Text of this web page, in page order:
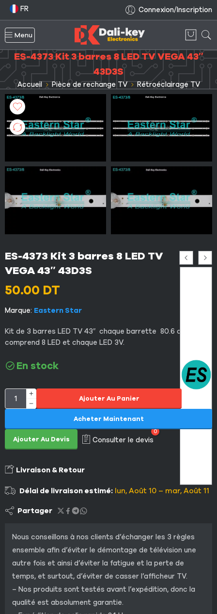
FR Connexion/Inscription
Menu
ES-4373 Kit 3 barres 8 LED TV VEGA 43″
43D3S
Accueil Pièce de rechange TV Rétroéclairage TV
ES-4373 Kit 3 barres 8 LED TV
VEGA 43″ 43D3S
50.00 DT
Marque: Eastern Star
Kit de 3 barres LED TV 43″ chaque barrette 80.6 cm et
comprend 8 LED et chaque LED 3V.
En stock
Ajouter Au Panier
Ajouter Au Devis Consulter le devis
0
Acheter Maintenant
Livraison & Retour
Délai de livraison estimé: lun, Août 10 – mar, Août 11
Partager
Nous conseillons à nos clients d’échanger les 3 règles
ensemble afin d’éviter le démontage de télévision une
autre fois et ainsi d’éviter la fatigue et la perte de
temps, et surtout, d’éviter de casser l’afficheur TV.
– Nos produits sont testés avant l’expédition, donc la
qualité est absolument garantie.